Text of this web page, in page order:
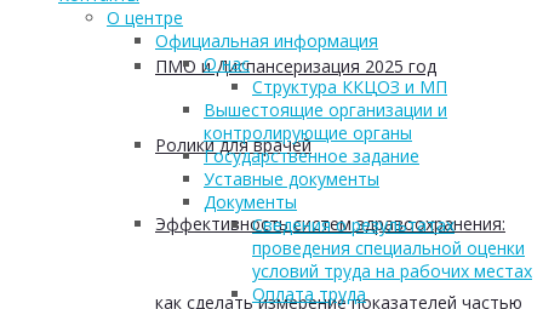
ПМО и Диспансеризация 2025 год
Ролики для врачей
Эффективность систем здравоохранения:
как сделать измерение показателей частью
О центре
Официальная информация
О нас
Структура ККЦОЗ и МП
Вышестоящие организации и
контролирующие органы
Государственное задание
Уставные документы
Документы
Сведения о результатах
проведения специальной оценки
условий труда на рабочих местах
Оплата труда